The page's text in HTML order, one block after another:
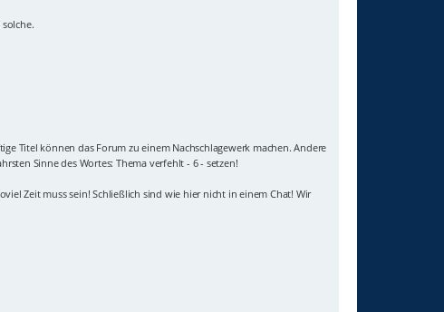
Titel können das Forum zu einem Nachschlagewerk machen. Andere
Sinne des Wortes: Thema verfehlt - 6 - setzen!
Zeit muss sein! Schließlich sind wie hier nicht in einem Chat! Wir